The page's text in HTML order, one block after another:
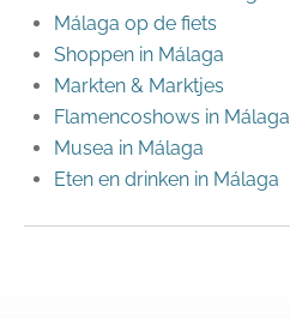
Málaga op de fiets
Shoppen in Málaga
Markten & Marktjes
Flamencoshows in Málaga
Musea in Málaga
Eten en drinken in Málaga